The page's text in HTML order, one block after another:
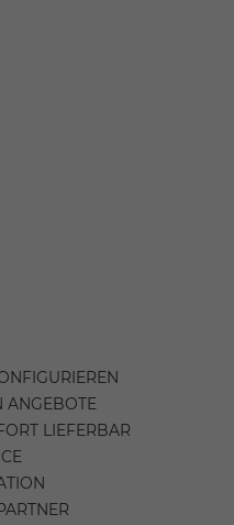
ANGEBOTE
LIEFERBAR